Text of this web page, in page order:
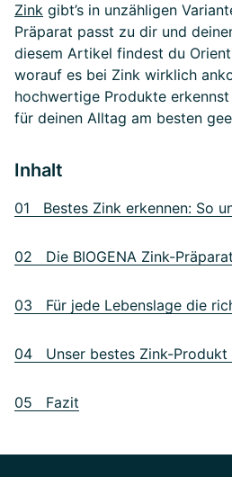
Zink gibt’s in unzähligen
Präparat passt zu dir und
diesem Artikel findest du
worauf es bei Zink wirklich
hochwertige Produkte
für deinen Alltag am besten
Inhalt
02 Die BIOGENA Zink-
03 Für jede Lebenslage die
05 Fazit